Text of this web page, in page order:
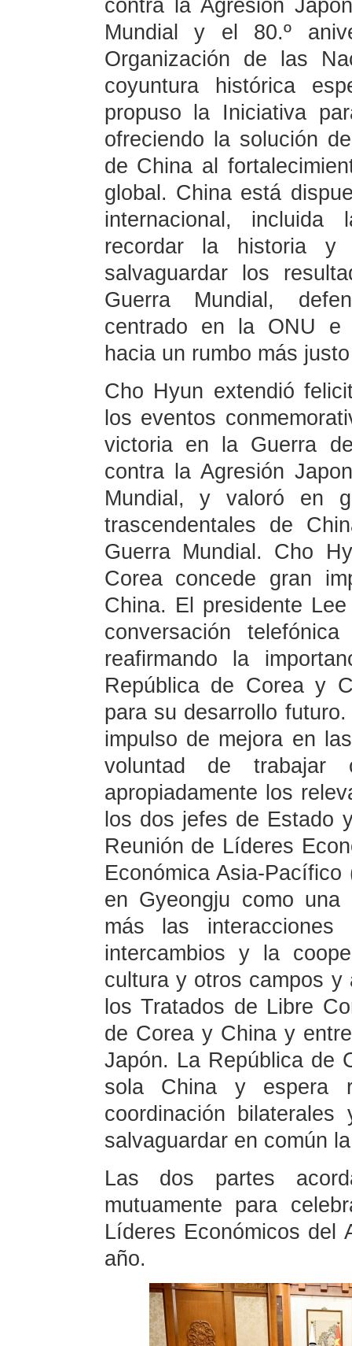
contra la Agresión
Mundial y el 80.º
Organización de las
coyuntura histórica
propuso la Iniciativa
ofreciendo la solución
de China al
global. China está
internacional,
recordar la historia
salvaguardar los
Guerra Mundial,
centrado en la ONU e
hacia un rumbo más
Cho Hyun extendió
los eventos
victoria en la Guerra
contra la Agresión
Mundial, y valoró en
trascendentales de
Guerra Mundial. Cho
Corea concede gran
China. El presidente
conversación
reafirmando la
República de Corea y
para su desarrollo
impulso de mejora en
voluntad de trabajar
apropiadamente los
los dos jefes de Estado
Reunión de Líderes
Económica Asia-
en Gyeongju como una
más las
intercambios y la
cultura y otros campos y
los Tratados de Libre
de Corea y China y
Japón. La República de
sola China y espera
coordinación
salvaguardar en común
Las dos partes
mutuamente para
Líderes Económicos del
año.